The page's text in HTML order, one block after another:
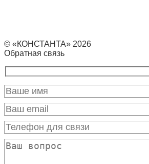
© «КОНСТАНТА» 2026
Обратная связь